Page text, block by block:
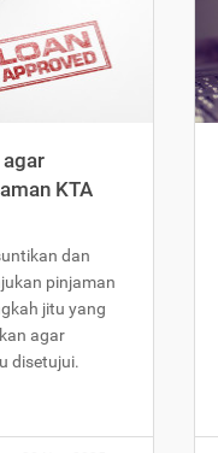
KTA
dan
pinjaman
jitu yang
agar
disetujui.